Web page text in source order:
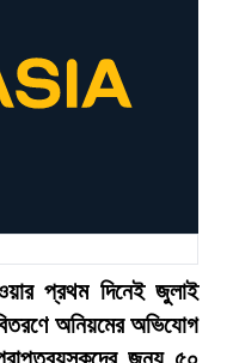
প্রথম দিনেই জুলাই
অনিয়মের অভিযোগ